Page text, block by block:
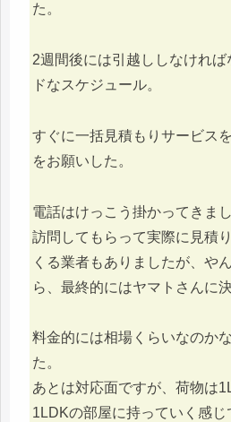
た。
2週間後には引越ししなけれ
ドなスケジュール。
すぐに一括見積もりサービス
をお願いした。
電話はけっこう掛かってきま
訪問してもらって実際に見積
くる業者もありましたが、や
ら、最終的にはヤマトさんに
料金的には相場くらいなのか
た。
あとは対応面ですが、荷物は
1LDKの部屋に持っていく感